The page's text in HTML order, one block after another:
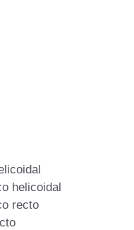
helicoidal
recto